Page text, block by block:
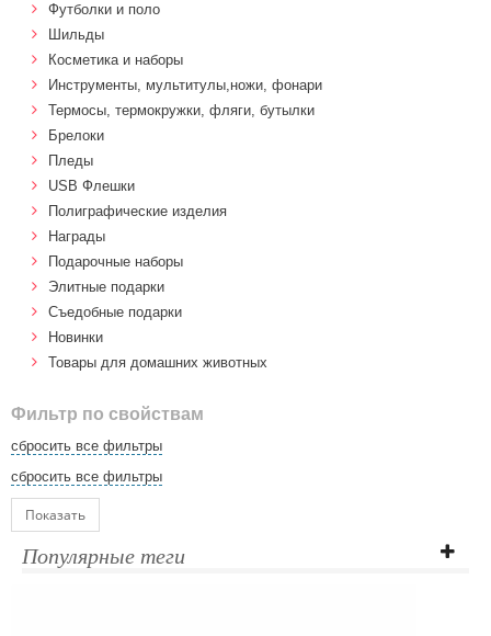
Футболки и поло
Шильды
Косметика и наборы
Инструменты, мультитулы,ножи, фонари
Термосы, термокружки, фляги, бутылки
Брелоки
Пледы
USB Флешки
Полиграфические изделия
Награды
Подарочные наборы
Элитные подарки
Cъедобные подарки
Новинки
Товары для домашних животных
Фильтр по свойствам
сбросить все фильтры
сбросить все фильтры
Показать
Популярные теги